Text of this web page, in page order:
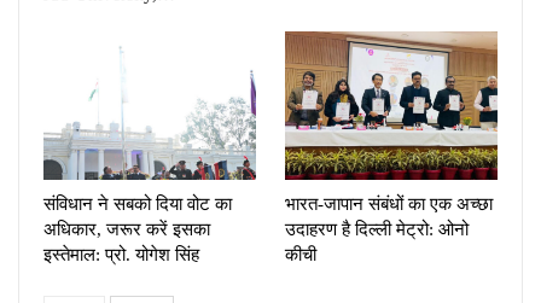
संविधान ने सबको दिया वोट का
अधिकार, जरूर करें इसका
इस्तेमाल: प्रो. योगेश सिंह
भारत-जापान संबंधों का एक अच्छा
उदाहरण है दिल्ली मेट्रो: ओनो
कीची